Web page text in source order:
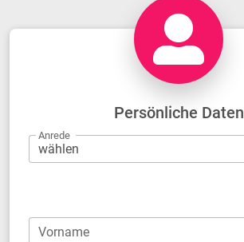
Persönliche Daten
Anrede
Vorname